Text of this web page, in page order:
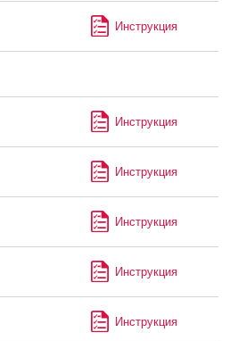
Инструкция
Инструкция
Инструкция
Инструкция
Инструкция
Инструкция